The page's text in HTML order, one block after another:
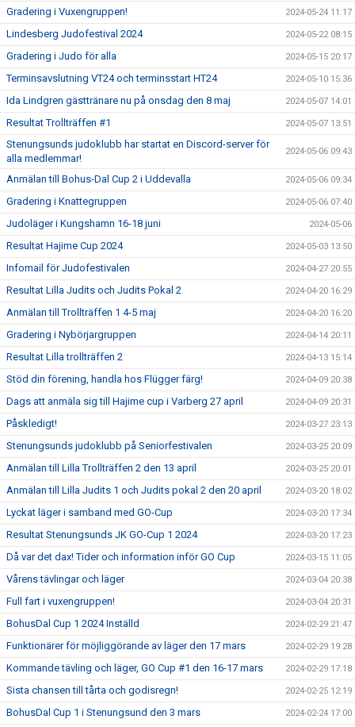
Gradering i Vuxengruppen! 2024-05-24 11:17
Lindesberg Judofestival 2024 2024-05-22 08:15
Gradering i Judo för alla 2024-05-15 20:17
Terminsavslutning VT24 och terminsstart HT24 2024-05-10 15:36
Ida Lindgren gästtränare nu på onsdag den 8 maj 2024-05-07 14:01
Resultat Trollträffen #1 2024-05-07 13:51
Stenungsunds judoklubb har startat en Discord-server för
alla medlemmar!
2024-05-06 09:43
Anmälan till Bohus-Dal Cup 2 i Uddevalla 2024-05-06 09:34
Gradering i Knattegruppen 2024-05-06 07:40
Judoläger i Kungshamn 16-18 juni 2024-05-06
Resultat Hajime Cup 2024 2024-05-03 13:50
Infomail för Judofestivalen 2024-04-27 20:55
Resultat Lilla Judits och Judits Pokal 2 2024-04-20 16:29
Anmälan till Trollträffen 1 4-5 maj 2024-04-20 16:20
Gradering i Nybörjargruppen 2024-04-14 20:11
Resultat Lilla trollträffen 2 2024-04-13 15:14
Stöd din förening, handla hos Flügger färg! 2024-04-09 20:38
Dags att anmäla sig till Hajime cup i Varberg 27 april 2024-04-09 20:31
Påskledigt! 2024-03-27 23:13
Stenungsunds judoklubb på Seniorfestivalen 2024-03-25 20:09
Anmälan till Lilla Trollträffen 2 den 13 april 2024-03-25 20:01
Anmälan till Lilla Judits 1 och Judits pokal 2 den 20 april 2024-03-20 18:02
Lyckat läger i samband med GO-Cup 2024-03-20 17:34
Resultat Stenungsunds JK GO-Cup 1 2024 2024-03-20 17:23
Då var det dax! Tider och information inför GO Cup 2024-03-15 11:05
Vårens tävlingar och läger 2024-03-04 20:38
Full fart i vuxengruppen! 2024-03-04 20:31
BohusDal Cup 1 2024 Inställd 2024-02-29 21:47
Funktionärer för möjliggörande av läger den 17 mars 2024-02-29 19:28
Kommande tävling och läger, GO Cup #1 den 16-17 mars 2024-02-29 17:18
Sista chansen till tårta och godisregn! 2024-02-25 12:19
BohusDal Cup 1 i Stenungsund den 3 mars 2024-02-24 17:00